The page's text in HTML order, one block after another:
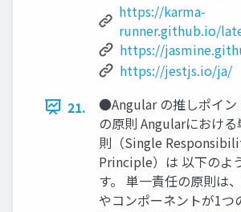
https://karma-
runner.github.io/
https://
https://jestjs.io/ja/
21.
●Angular の推しポイン
の原則 Angularにおけ
則（Single
Principle）は 以下のよ
す。 単一責任の原則は
やコンポーネントが1つ